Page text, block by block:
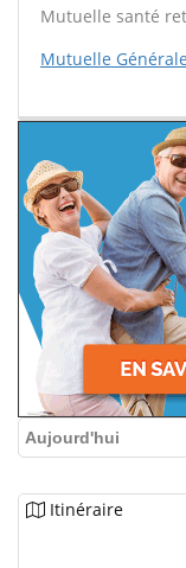
Mutuelle santé
Mutuelle
Aujourd'hui
Itinéraire